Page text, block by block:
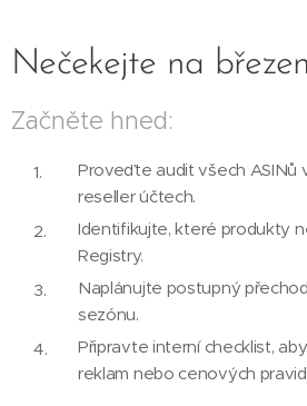
Nečekejte na
Začněte hned:
Proveďte audit všech ASINů
reseller účtech.
Identifikujte, které produkty
Registry.
Naplánujte postupný
sezónu.
Připravte interní checklist,
reklam nebo cenových